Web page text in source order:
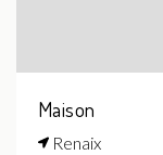
Maison
Renaix